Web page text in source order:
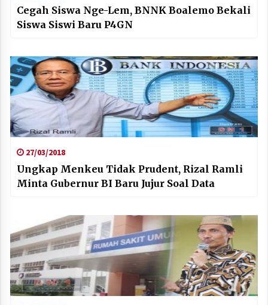
Cegah Siswa Nge-Lem, BNNK Boalemo Bekali
Siswa Siswi Baru P4GN
27/03/2018
Ungkap Menkeu Tidak Prudent, Rizal Ramli
Minta Gubernur BI Baru Jujur Soal Data